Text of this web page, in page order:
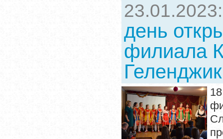
день
филиала
Геленджик